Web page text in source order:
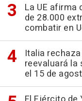
La UE afirma
de 28.000
combatir en
Italia
reevaluará la
el 15 de